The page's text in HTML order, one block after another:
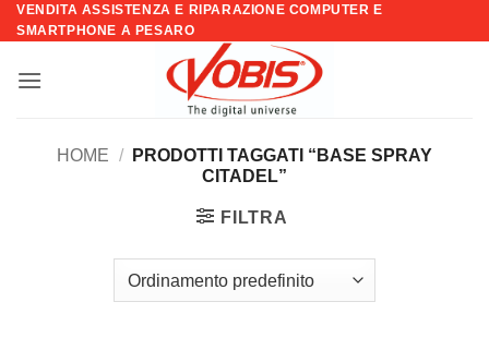
Salta
ai
VENDITA ASSISTENZA E RIPARAZIONE COMPUTER E
SMARTPHONE A PESARO
HOME /
PRODOTTI TAGGATI “BASE SPRAY
CITADEL”
FILTRA